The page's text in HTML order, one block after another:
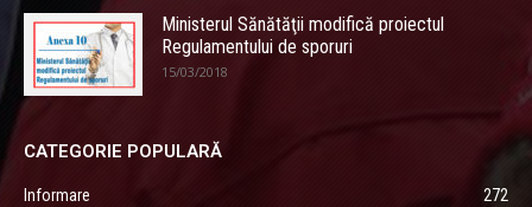
Ministerul Sănătăţii modifică proiectul
Regulamentului de sporuri
15/03/2018
CATEGORIE POPULARĂ
Informare
272